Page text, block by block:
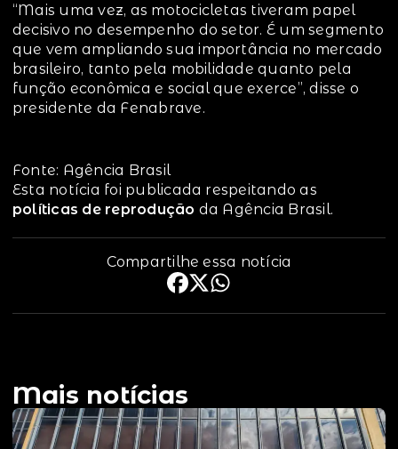
“Mais uma vez, as motocicletas tiveram papel
decisivo no desempenho do setor. É um segmento
que vem ampliando sua importância no mercado
brasileiro, tanto pela mobilidade quanto pela
função econômica e social que exerce”, disse o
presidente da Fenabrave.
Fonte: Agência Brasil
Esta notícia foi publicada respeitando as
políticas de reprodução da Agência Brasil.
Compartilhe essa notícia
Mais notícias